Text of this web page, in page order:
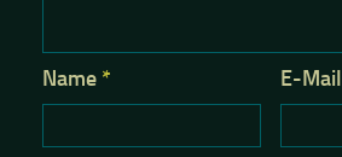
Name * E-